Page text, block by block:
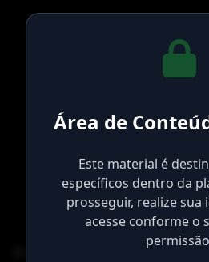
¡Ups!
El vídeo que buscas no existe o
Área de
Este material é
específicos dentro da
prosseguir, realize sua
acesse conforme o